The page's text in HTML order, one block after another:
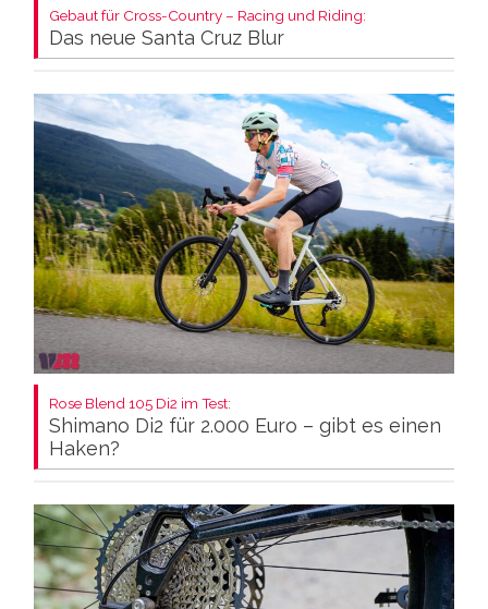
Gebaut für Cross-Country – Racing und Riding:
Das neue Santa Cruz Blur
Rose Blend 105 Di2 im Test:
Shimano Di2 für 2.000 Euro – gibt es einen
Haken?